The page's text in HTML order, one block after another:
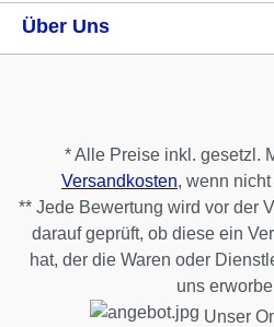
Über Uns
* Alle Preise inkl. gesetzl.
Versandkosten, wenn
** Jede Bewertung wird vor der
darauf geprüft, ob diese ein
hat, der die Waren oder
uns
Unser